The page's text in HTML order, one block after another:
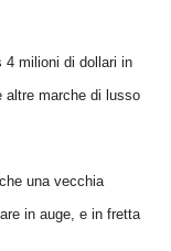
4 milioni di dollari in
altre marche di lusso
una vecchia
in auge, e in fretta